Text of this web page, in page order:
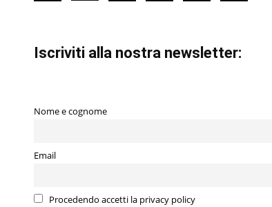
Iscriviti alla nostra newsletter:
Nome e cognome
Email
Procedendo accetti la privacy policy